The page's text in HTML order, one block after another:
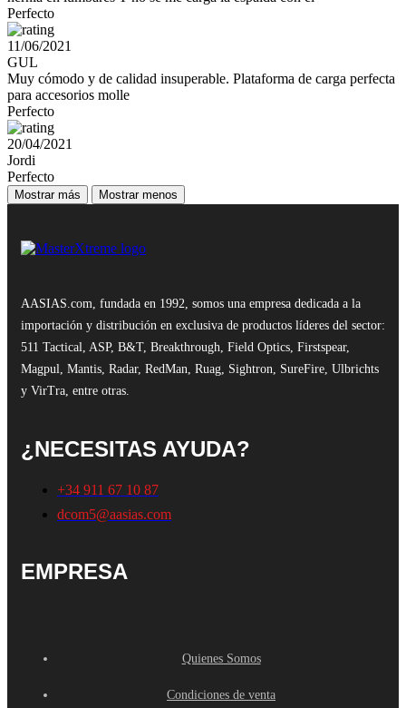
Perfecto
11/06/2021
GUL
Muy cómodo y de calidad insuperable. Plataforma de carga perfecta
para accesorios molle
Perfecto
20/04/2021
Jordi
Perfecto
Mostrar más Mostrar menos
AASIAS.com, fundada en 1992, somos una empresa dedicada a la
importación y distribución en exclusiva de productos líderes del sector:
511 Tactical, ASP, B&T, Breakthrough, Field Optics, Firstspear,
Magpul, Mantis, Radar, RedMan, Ruag, Sightron, SureFire, Ulbrichts
y VirTra, entre otras.
¿NECESITAS AYUDA?
+34 911 67 10 87
dcom5@aasias.com
EMPRESA
Quienes Somos
Condiciones de venta